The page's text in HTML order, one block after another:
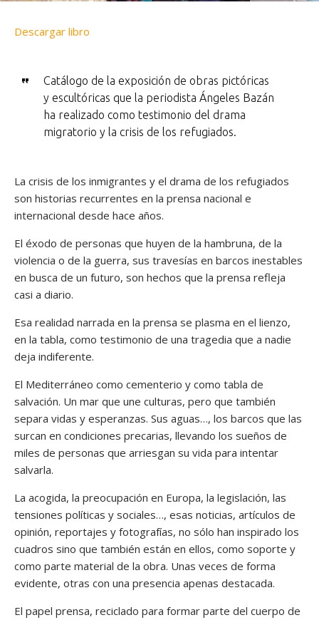
Descargar libro
Catálogo de la exposición de obras pictóricas
y escultóricas que la periodista Ángeles Bazán
ha realizado como testimonio del drama
migratorio y la crisis de los refugiados.
La crisis de los inmigrantes y el drama de los refugiados
son historias recurrentes en la prensa nacional e
internacional desde hace años.
El éxodo de personas que huyen de la hambruna, de la
violencia o de la guerra, sus travesías en barcos inestables
en busca de un futuro, son hechos que la prensa refleja
casi a diario.
Esa realidad narrada en la prensa se plasma en el lienzo,
en la tabla, como testimonio de una tragedia que a nadie
deja indiferente.
El Mediterráneo como cementerio y como tabla de
salvación. Un mar que une culturas, pero que también
separa vidas y esperanzas. Sus aguas…, los barcos que las
surcan en condiciones precarias, llevando los sueños de
miles de personas que arriesgan su vida para intentar
salvarla.
La acogida, la preocupación en Europa, la legislación, las
tensiones políticas y sociales…, esas noticias, artículos de
opinión, reportajes y fotografías, no sólo han inspirado los
cuadros sino que también están en ellos, como soporte y
como parte material de la obra. Unas veces de forma
evidente, otras con una presencia apenas destacada.
El papel prensa, reciclado para formar parte del cuerpo de